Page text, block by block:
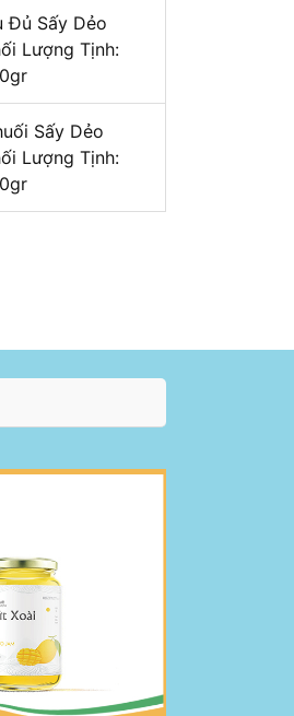
Đủ Sấy Dẻo
Lượng Tịnh:
Sấy Dẻo
Lượng Tịnh: